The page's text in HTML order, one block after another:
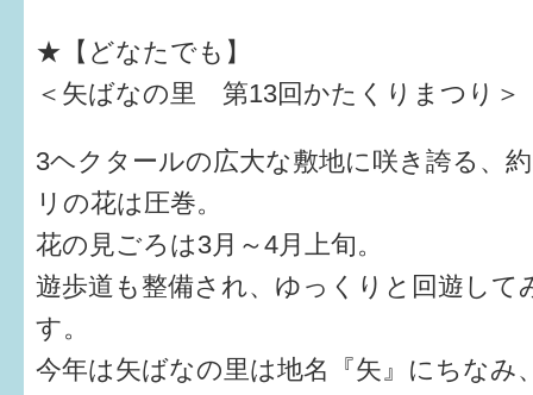
★【どなたでも】
＜矢ばなの里 第13回かたくりまつり＞
3ヘクタールの広大な敷地に咲き誇る、
リの花は圧巻。
花の見ごろは3月～4月上旬。
遊歩道も整備され、ゆっくりと回遊して
す。
今年は矢ばなの里は地名『矢』にちなみ